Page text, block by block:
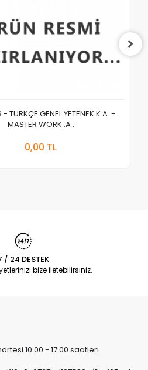
- TÜRKÇE GENEL YETENEK K.A. -
MASTER WORK :A :
0,00 TL
/ 24 DESTEK
bize iletebilirsiniz.
10:00 - 17:00 saatleri